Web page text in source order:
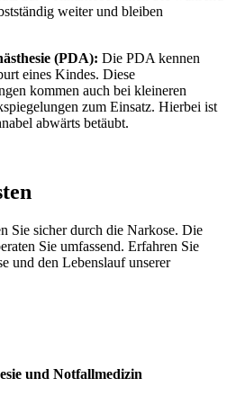
weiter und bleiben
(PDA): Die PDA kennen
eines Kindes. Diese
kommen auch bei kleineren
zum Einsatz. Hierbei ist
abwärts betäubt.
Sie sicher durch die Narkose. Die
Sie umfassend. Erfahren Sie
und den Lebenslauf unserer
und Notfallmedizin